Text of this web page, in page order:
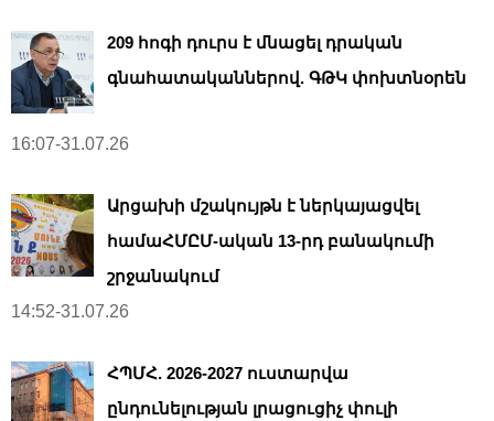
209 հոգի դուրս է մնացել դրական
գնահատականներով. ԳԹԿ փոխտնօրեն
16:07-31.07.26
Արցախի մշակույթն է ներկայացվել
համաՀՄԸՄ-ական 13-րդ բանակումի
շրջանակում
14:52-31.07.26
ՀՊՄՀ. 2026-2027 ուստարվա
ընդունելության լրացուցիչ փուլի